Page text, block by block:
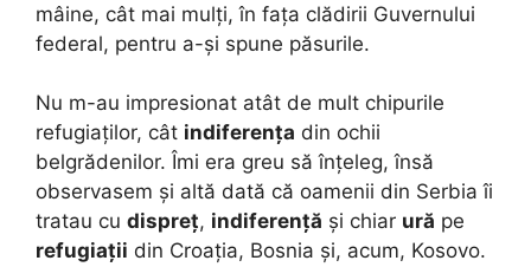
mâine, cât mai mulți, în fața clădirii Guvernului
federal, pentru a-și spune păsurile.
Nu m-au impresionat atât de mult chipurile
refugiaților, cât indiferența din ochii
belgrădenilor. Îmi era greu să înțeleg, însă
observasem și altă dată că oamenii din Serbia îi
tratau cu dispreț, indiferență și chiar ură pe
refugiații din Croația, Bosnia și, acum, Kosovo.